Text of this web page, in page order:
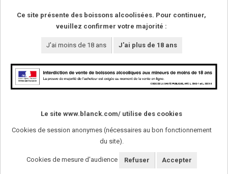
Patergarten 2013
Ce site présente des boissons alcoolisées. Pour continuer,
veuillez confirmer votre majorité :
J'ai moins de 18 ans J'ai plus de 18 ans
Le site www.blanck.com/ utilise des cookies
Cookies de session anonymes (nécessaires au bon fonctionnement
du site).
Cookies de mesure d'audience Refuser Accepter